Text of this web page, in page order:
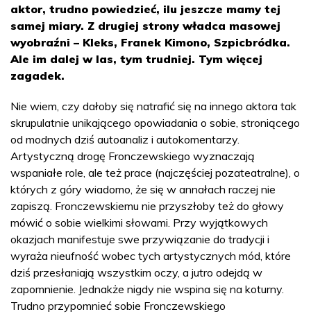
aktor, trudno powiedzieć, ilu jeszcze mamy tej
samej miary. Z drugiej strony władca masowej
wyobraźni – Kleks, Franek Kimono, Szpicbródka.
Ale im dalej w las, tym trudniej. Tym więcej
zagadek.
Nie wiem, czy dałoby się natrafić się na innego aktora tak
skrupulatnie unikającego opowiadania o sobie, stroniącego
od modnych dziś autoanaliz i autokomentarzy.
Artystyczną drogę Fronczewskiego wyznaczają
wspaniałe role, ale też prace (najczęściej pozateatralne), o
których z góry wiadomo, że się w annałach raczej nie
zapiszą. Fronczewskiemu nie przyszłoby też do głowy
mówić o sobie wielkimi słowami. Przy wyjątkowych
okazjach manifestuje swe przywiązanie do tradycji i
wyraża nieufność wobec tych artystycznych mód, które
dziś przesłaniają wszystkim oczy, a jutro odejdą w
zapomnienie. Jednakże nigdy nie wspina się na koturny.
Trudno przypomnieć sobie Fronczewskiego